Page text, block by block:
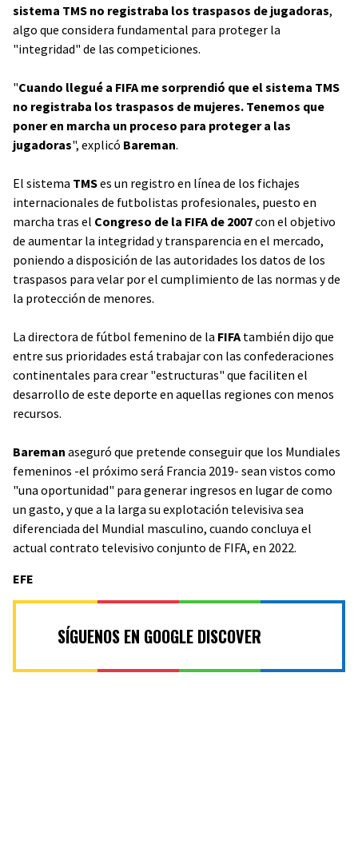
sistema TMS no registraba los traspasos de jugadoras,
algo que considera fundamental para proteger la
"integridad" de las competiciones.
"Cuando llegué a FIFA me sorprendió que el sistema TMS
no registraba los traspasos de mujeres. Tenemos que
poner en marcha un proceso para proteger a las
jugadoras", explicó Bareman.
El sistema TMSes un registro en línea de los fichajes
internacionales de futbolistas profesionales, puesto en
marcha tras el Congreso de la FIFA de 2007con el objetivo
de aumentar la integridad y transparencia en el mercado,
poniendo a disposición de las autoridades los datos de los
traspasos para velar por el cumplimiento de las normas y de
la protección de menores.
La directora de fútbol femenino de la FIFAtambién dijo que
entre sus prioridades está trabajar con las confederaciones
continentales para crear "estructuras" que faciliten el
desarrollo de este deporte en aquellas regiones con menos
recursos.
Bareman aseguró que pretende conseguir que los Mundiales
femeninos -el próximo será Francia 2019- sean vistos como
"una oportunidad" para generar ingresos en lugar de como
un gasto, y que a la larga su explotación televisiva sea
diferenciada del Mundial masculino, cuando concluya el
actual contrato televisivo conjunto de FIFA, en 2022.
EFE
SÍGUENOS EN GOOGLE DISCOVER